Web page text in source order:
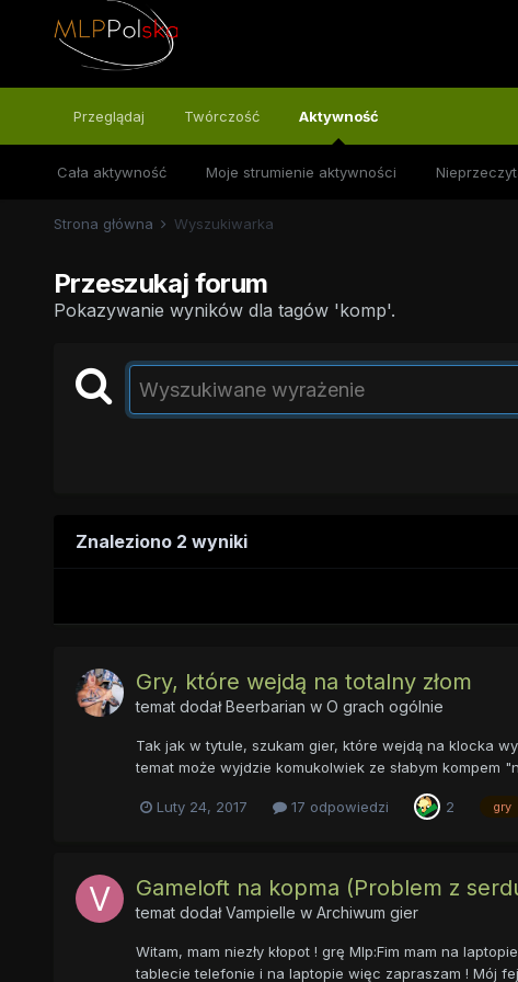
Przeglądaj Twórczość Aktywność
Cała aktywność Moje strumienie aktywności
Strona główna Wyszukiwarka
Przeszukaj forum
Pokazywanie wyników dla tagów 'komp'.
Znaleziono 2 wyniki
Gry, które wejdą na totalny złom
temat dodałBeerbarian w O grach ogólnie
Tak jak w tytule, szukam gier, które wejdą na klocka
temat może wyjdzie komukolwiek ze słabym
Luty 24, 2017 17 odpowiedzi 2 gry
Gameloft na kopma (Problem z
temat dodałVampielle w Archiwum gier
Witam, mam niezły kłopot ! grę Mlp:Fim mam na
tablecie telefonie i na laptopie więc zapraszam ! Mój